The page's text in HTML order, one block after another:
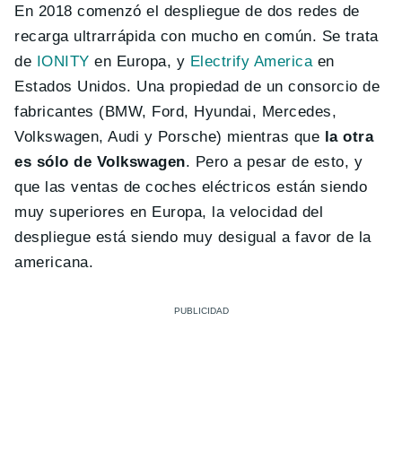
En 2018 comenzó el despliegue de dos redes de
recarga ultrarrápida con mucho en común. Se trata
de IONITY en Europa, y Electrify America en
Estados Unidos. Una propiedad de un consorcio de
fabricantes (BMW, Ford, Hyundai, Mercedes,
Volkswagen, Audi y Porsche) mientras que la otra
es sólo de Volkswagen. Pero a pesar de esto, y
que las ventas de coches eléctricos están siendo
muy superiores en Europa, la velocidad del
despliegue está siendo muy desigual a favor de la
americana.